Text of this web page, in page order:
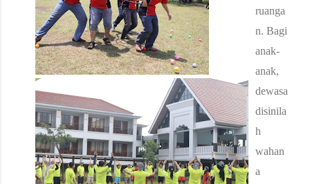
ruanga
n. Bagi
anak-
anak,
dewasa
disinila
h
wahan
a